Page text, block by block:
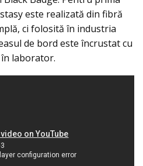
este realizată din fibră
ci folosită în industria
de bord este încrustat cu
laborator.